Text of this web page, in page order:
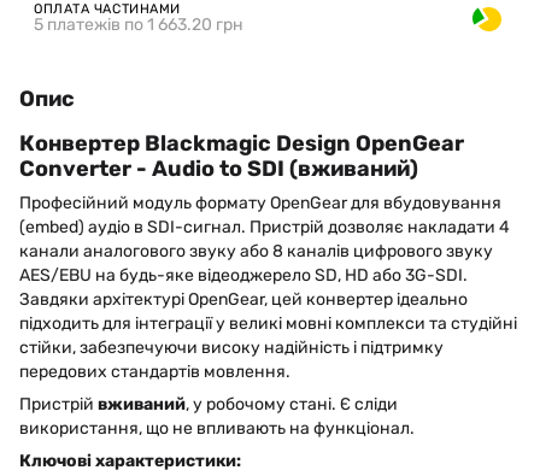
ОПЛАТА ЧАСТИНАМИ
5 платежів по 1 663.20 грн
Опис
Конвертер Blackmagic Design OpenGear
Converter - Audio to SDI (вживаний)
Професійний модуль формату OpenGear для вбудовування
(embed) аудіо в SDI-сигнал. Пристрій дозволяє накладати 4
канали аналогового звуку або 8 каналів цифрового звуку
AES/EBU на будь-яке відеоджерело SD, HD або 3G-SDI.
Завдяки архітектурі OpenGear, цей конвертер ідеально
підходить для інтеграції у великі мовні комплекси та студійні
стійки, забезпечуючи високу надійність і підтримку
передових стандартів мовлення.
Пристрій вживаний, у робочому стані. Є сліди
використання, що не впливають на функціонал.
Ключові характеристики: